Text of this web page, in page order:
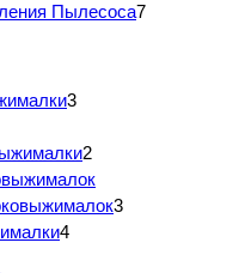
Пылесоса7
3
2
3
4